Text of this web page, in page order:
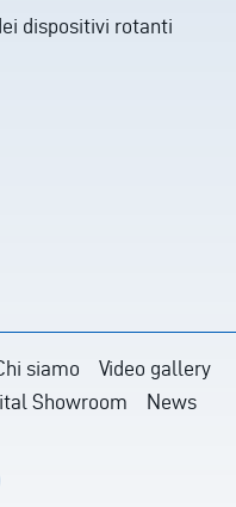
dispositivi rotanti
siamo
Video gallery
Showroom News